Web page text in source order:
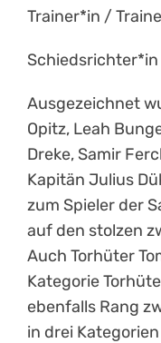
Trainer*in /
Schiedsrichter*in
Ausgezeichnet
Opitz, Leah
Dreke, Samir
Kapitän Julius
zum Spieler der
auf den stolzen
Auch Torhüter
Kategorie
ebenfalls Rang
in drei